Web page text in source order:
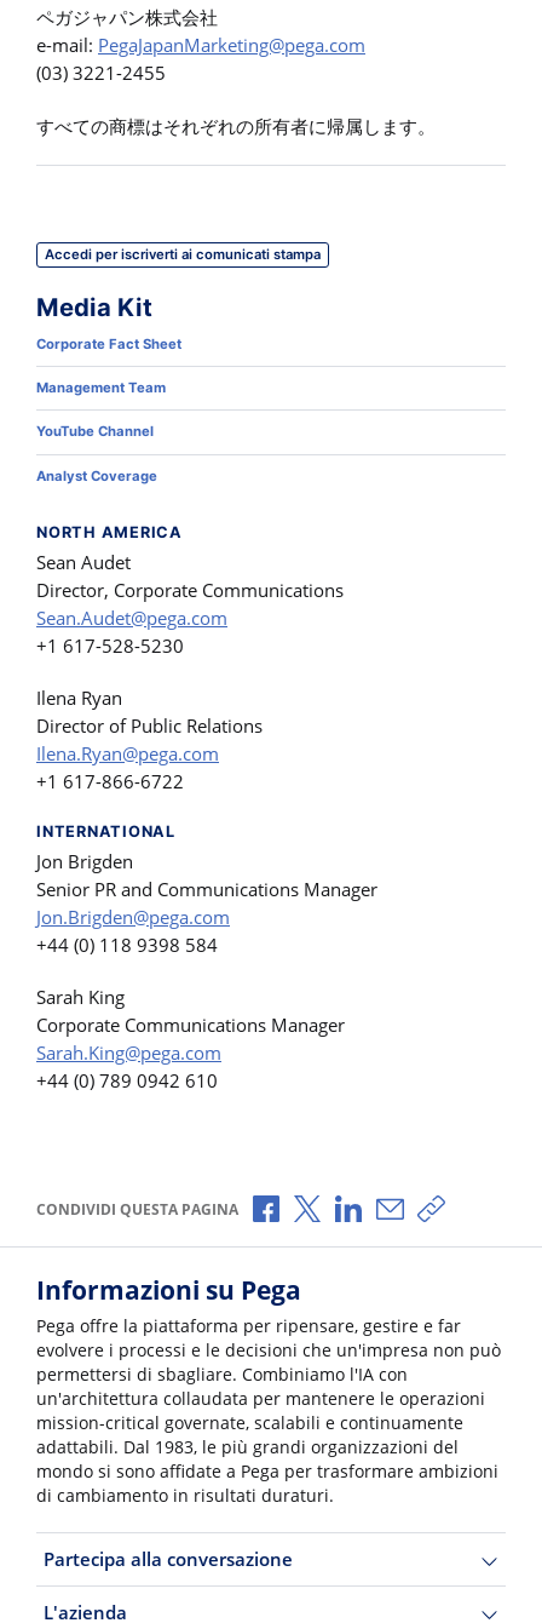
ペガジャパン株式会社
e-mail: PegaJapanMarketing@pega.com
(03) 3221-2455
すべての商標はそれぞれの所有者に帰属します。
Accedi per iscriverti ai comunicati stampa
Media Kit
Corporate Fact Sheet
Management Team
YouTube Channel
Analyst Coverage
NORTH AMERICA
Sean Audet
Director, Corporate Communications
Sean.Audet@pega.com
+1 617-528-5230
Ilena Ryan
Director of Public Relations
Ilena.Ryan@pega.com
+1 617-866-6722
INTERNATIONAL
Jon Brigden
Senior PR and Communications Manager
Jon.Brigden@pega.com
+44 (0) 118 9398 584
Sarah King
Corporate Communications Manager
Sarah.King@pega.com
+44 (0) 789 0942 610
CONDIVIDI QUESTA PAGINA Condividi via Facebook
Condividi via X
Condividi via
Condividi via e-
Copia link
Informazioni su Pega
Pega offre la piattaforma per ripensare, gestire e far
evolvere i processi e le decisioni che un'impresa non può
permettersi di sbagliare. Combiniamo l'IA con
un'architettura collaudata per mantenere le operazioni
mission-critical governate, scalabili e continuamente
adattabili. Dal 1983, le più grandi organizzazioni del
mondo si sono affidate a Pega per trasformare ambizioni
di cambiamento in risultati duraturi.
Partecipa alla conversazione
L'azienda